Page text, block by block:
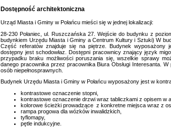
Dostępność architektoniczna
Urząd Miasta i Gminy w Połańcu mieści się w jednej lokalizacji:
28-230 Połaniec, ul. Ruszczańska 27. Wejście do budynku z
budynkiem Urzędu Miasta i Gminy a Centrum Kultury i Sztuki) W
Część referatów znajduje się na piętrze. Budynek wyposażony
dostępny jest schodowłaz. Dostępni pracownicy znający język
przypadku braku możliwości poruszania się, wszelkie sprawy
danego pracownika przez pracownika Biura Obsługi Interesanta.
osób niepełnosprawnych.
Budynek Urzędu Miasta i Gminy w Połańcu wyposażony jest w
kontrastowe oznaczenie stopni,
kontrastowe oznaczenie drzwi wraz tabliczkami z opisem w
kolorowe ścieżki prowadzące z konkretne miejsca wraz z
rampa progowa dla wózków inwalidzkich,
tyflomapy,
pętle indukcyjne.